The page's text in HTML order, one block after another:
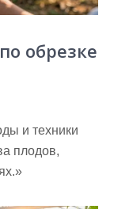
обрезке
и техники
плодов,